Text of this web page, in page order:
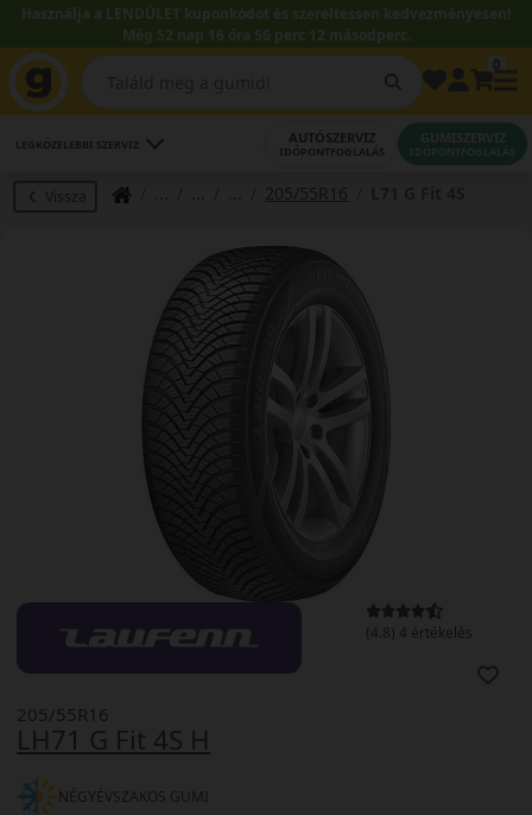
Használja a LENDÜLET kuponkódot és szereltessen kedvezményesen!
Még 52 nap 16 óra 56 perc 12 másodperc.
LEGKÖZELEBBI SZERVIZ AUTÓSZERVIZ
IDŐPONTFOGLALÁS
GUMISZERVIZ
IDŐPONTFOGLALÁS
Vissza 205/55R16
(4.8) 4 értékelés
LH71 G Fit 4S H
205/55R16
NÉGYÉVSZAKOS GUMI